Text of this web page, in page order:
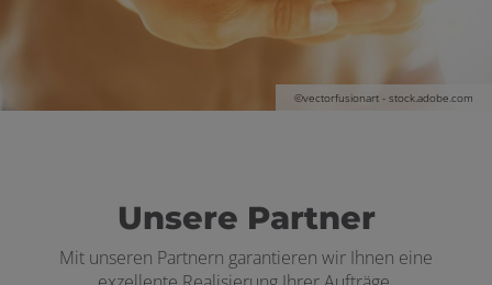
©vectorfusionart - stock.adobe.com
Unsere Partner
Mit unseren Partnern garantieren wir Ihnen eine